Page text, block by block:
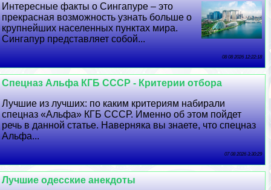
Интересные факты о Сингапуре – это
прекрасная возможность узнать больше о
крупнейших населенных пунктах мира.
Сингапур представляет собой...
08 08 2026 12:22:18
Спецназ Альфа КГБ СССР - Критерии отбора
Лучшие из лучших: по каким критериям набирали
спецназ «Альфа» КГБ СССР. Именно об этом пойдет
речь в данной статье. Наверняка вы знаете, что спецназ
Альфа...
07 08 2026 3:30:29
Лучшие одесские анекдоты